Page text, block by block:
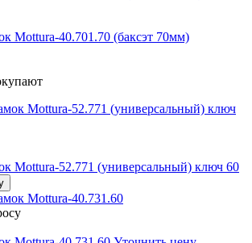
Mottura-40.701.70 (баксэт 70мм)
Mottura-52.771 (универсальный) ключ 60